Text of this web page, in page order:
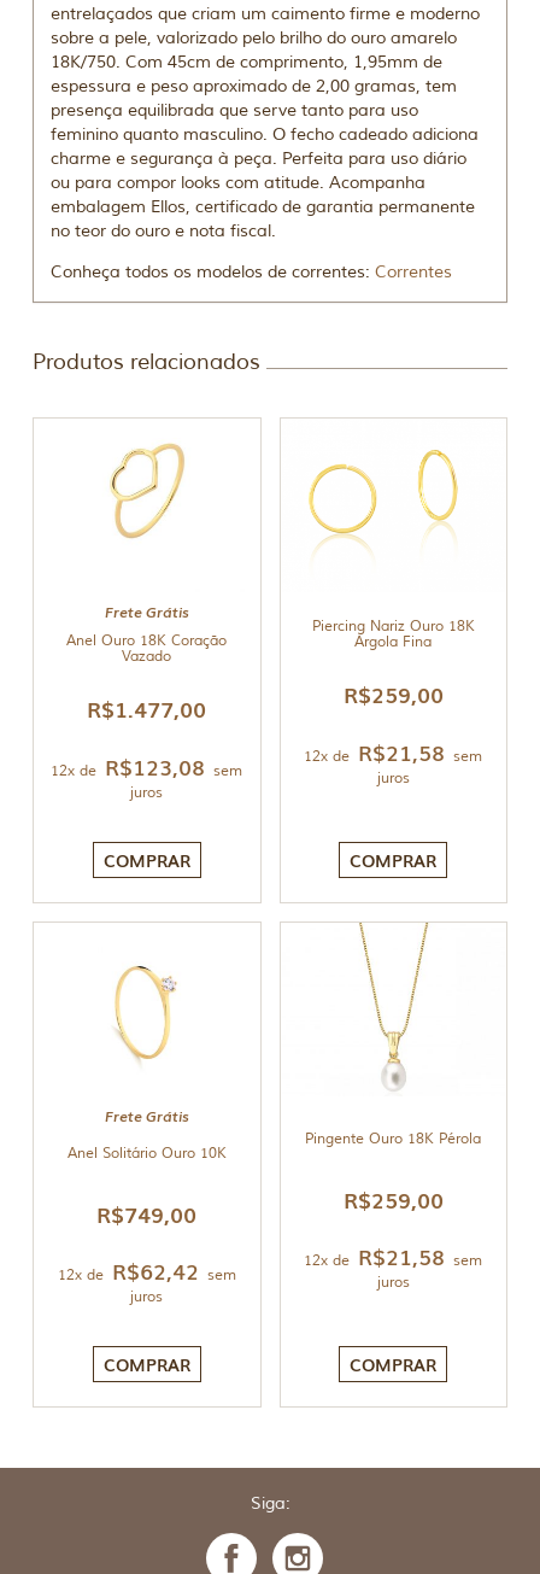
entrelaçados que criam um caimento firme e moderno
sobre a pele, valorizado pelo brilho do ouro amarelo
18K/750. Com 45cm de comprimento, 1,95mm de
espessura e peso aproximado de 2,00 gramas, tem
presença equilibrada que serve tanto para uso
feminino quanto masculino. O fecho cadeado adiciona
charme e segurança à peça. Perfeita para uso diário
ou para compor looks com atitude. Acompanha
embalagem Ellos, certificado de garantia permanente
no teor do ouro e nota fiscal.
Conheça todos os modelos de correntes:Correntes
Produtos relacionados
Frete Grátis
Anel Ouro 18K Coração
Vazado
R$1.477,00
12x de R$123,08 sem
juros
COMPRAR
Piercing Nariz Ouro 18K
Argola Fina
R$259,00
12x de R$21,58 sem
juros
COMPRAR
Frete Grátis
Anel Solitário Ouro 10K
R$749,00
12x de R$62,42 sem
juros
COMPRAR
Pingente Ouro 18K Pérola
R$259,00
12x de R$21,58 sem
juros
COMPRAR
Siga: